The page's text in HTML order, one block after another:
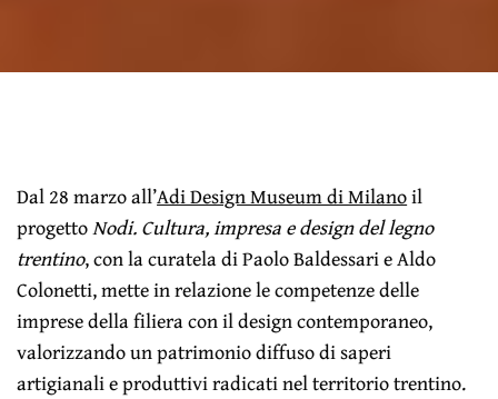
Dal 28 marzo all’Adi Design Museum di Milanoil
progettoNodi. Cultura, impresa e design del legno
trentino, con la curatela di Paolo Baldessari e Aldo
Colonetti, mette in relazione le competenze delle
imprese della filiera con il design contemporaneo,
valorizzando un patrimonio diffuso di saperi
artigianali e produttivi radicati nel territorio trentino.